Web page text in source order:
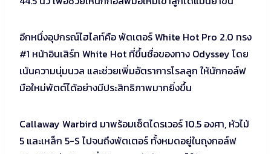
อีกหนึ่งอุปกรณ์ไฮไลท์คือ พัตเตอร์ White Hot Pro 2.0 ทรง
#1 หน้าอินเสิร์ท White Hot ที่ขึ้นชื่อของทาง Odyssey โดย
เน้นความนุ่มนวล และช่วยเพิ่มอัตราการโรลลูก ให้นักกอล์ฟ
มือใหม่พัตต์ได้อย่างมีประสิทธิภาพมากยิ่งขึ้น
Callaway Warbird มาพร้อมเซ็ตไดรเวอร์ 10.5 องศา, หัวไม้
5 และเหล็ก 5-S ไปจนถึงพัตเตอร์ ทั้งหมดอยู่ในถุงกอล์ฟ